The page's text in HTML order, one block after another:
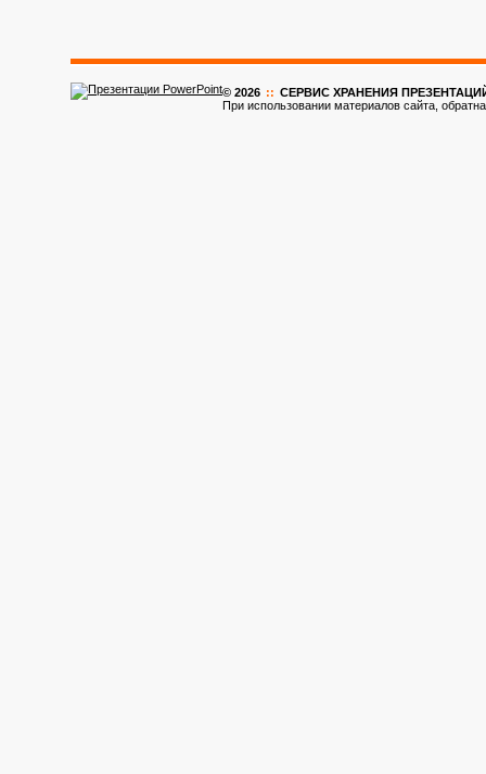
© 2026 :: CЕРВИС ХРАНЕНИЯ ПРЕЗЕНТАЦИЙ
При использовании материалов сайта,